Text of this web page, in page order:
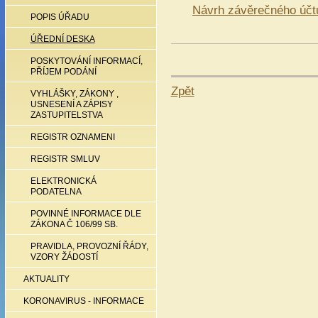
POPIS ÚŘADU
ÚŘEDNÍ DESKA
POSKYTOVÁNÍ INFORMACÍ,
PŘÍJEM PODÁNÍ
VYHLÁŠKY, ZÁKONY ,
USNESENÍ A ZÁPISY
ZASTUPITELSTVA
REGISTR OZNAMENI
REGISTR SMLUV
ELEKTRONICKÁ
PODATELNA
POVINNÉ INFORMACE DLE
ZÁKONA Č 106/99 SB.
PRAVIDLA, PROVOZNÍ ŘÁDY,
VZORY ŽÁDOSTÍ
AKTUALITY
KORONAVIRUS - INFORMACE
Návrh závěrečného
Zpět